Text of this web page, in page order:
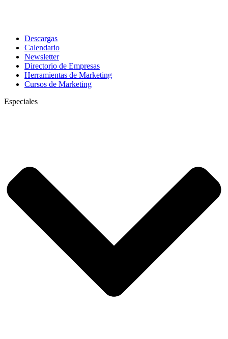
Descargas
Calendario
Newsletter
Directorio de Empresas
Herramientas de Marketing
Cursos de Marketing
Especiales